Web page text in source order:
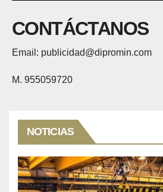
CONTÁCTANOS
Email: publicidad@dipromin.com
M. 955059720
NOTICIAS